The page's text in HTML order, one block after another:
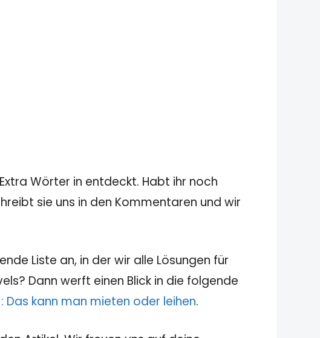
Wörter in entdeckt. Habt ihr noch
sie uns in den Kommentaren und wir
Liste an, in der wir alle Lösungen für
Dann werft einen Blick in die folgende
Das kann man mieten oder leihen.